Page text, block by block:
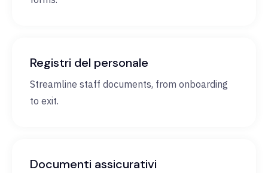
Registri del personale
Streamline staff documents, from onboarding
to exit.
Documenti assicurativi